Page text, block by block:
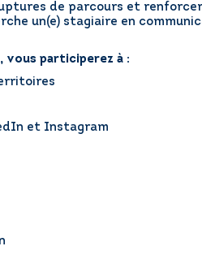
de parcours et
un(e) stagiaire en
vous participerez à :
et Instagram